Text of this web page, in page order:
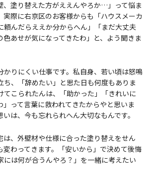
、塗り替えた方がええんやろか…」って悩ま
実際に右京区のお客様からも「ハウスメーカ
頼んだらええか分からへん」「まだ大丈夫
色あせが気になってきたわ」と、よう聞きま
かりにくい仕事です。私自身、若い頃は怒鳴
ち、「辞めたい」と思た日も何度もありま
てこられたんは、「助かった」「きれいに
」って言葉に救われてきたからやと思いま
は、今も忘れられへん大切なもんです。
は、外壁材や仕様に合った塗り替えをせん
変わってきます。「安いから」で決めて後悔
には何が合うんやろ？」を一緒に考えたい